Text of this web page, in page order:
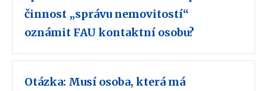
činnost „správu nemovitostí“
oznámit FAU kontaktní osobu?
Otázka: Musí osoba, která má